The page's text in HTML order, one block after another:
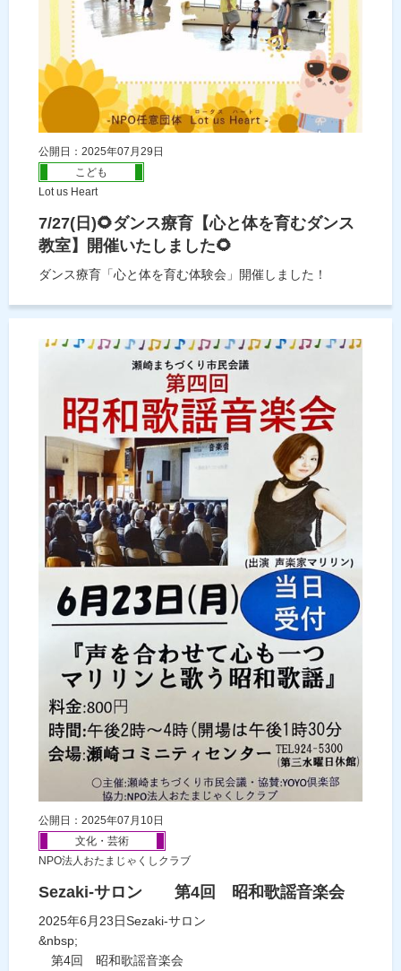
公開日：2025年07月29日
こども
Lot us Heart
7/27(日)🌻ダンス療育【心と体を育むダンス
教室】開催いたしました🌻
ダンス療育「心と体を育む体験会」開催しました！
公開日：2025年07月10日
文化・芸術
NPO法人おたまじゃくしクラブ
Sezaki-サロン 第4回 昭和歌謡音楽会
2025年6月23日Sezaki-サロン
&nbsp;
第4回 昭和歌謡音楽会